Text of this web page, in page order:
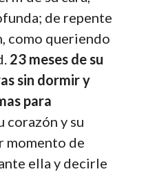
de repente
como queriendo
23 meses de su
sin dormir y
para
corazón y su
momento de
ella y decirle